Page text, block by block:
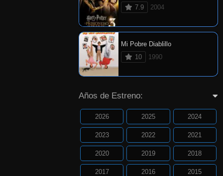
7.9
2004
Mi Pobre Diablillo
10
1990
Años de Estreno:
2026 2025 2024
2023 2022 2021
2020 2019 2018
2017 2016 2015